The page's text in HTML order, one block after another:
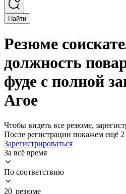
Найти
Резюме
должность
фуде с полной
Агое
Чтобы видеть все резюме,
После регистрации покажем ещё
Зарегистрироваться
За всё время
По соответствию
20 резюме